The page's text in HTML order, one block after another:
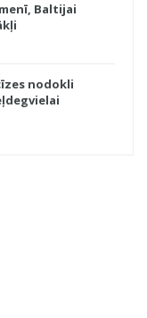
Baltijai
nodokli